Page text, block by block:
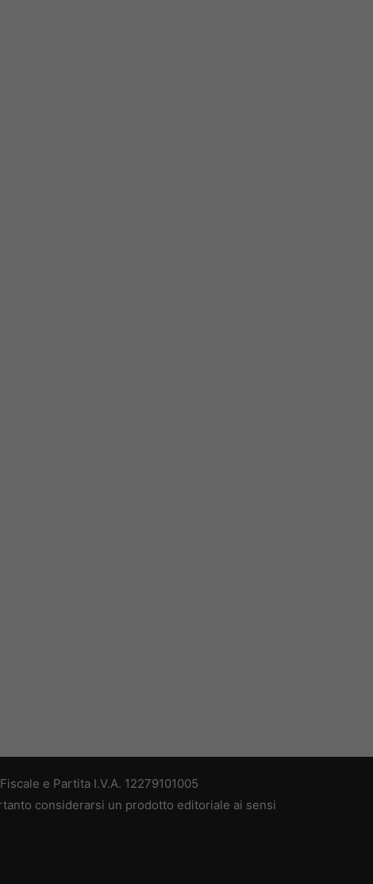
e Partita I.V.A. 12279101005
considerarsi un prodotto editoriale ai sensi